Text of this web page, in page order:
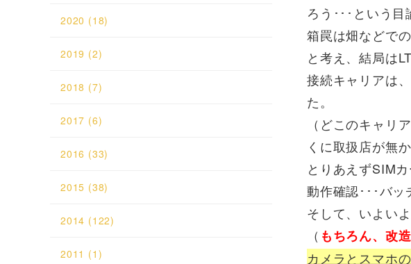
ろう･･･という目
箱罠は畑などで
と考え、結局は
接続キャリアは
た。
（どこのキャリ
くに取扱店が無
とりあえずSIM
動作確認･･･バッ
そして、いよい
（ もちろん、改
カメラとスマホ
2020 (18)
2019 (2)
2018 (7)
2017 (6)
2016 (33)
2015 (38)
2014 (122)
2011 (1)